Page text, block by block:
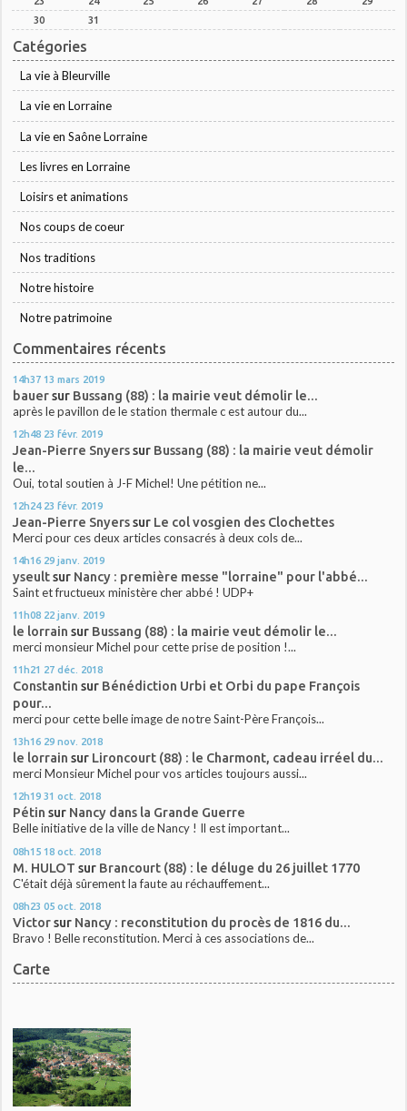
30
31
Catégories
La vie à Bleurville
La vie en Lorraine
La vie en Saône Lorraine
Les livres en Lorraine
Loisirs et animations
Nos coups de coeur
Nos traditions
Notre histoire
Notre patrimoine
Commentaires récents
14h37 13 mars 2019
bauersur Bussang (88) : la mairie veut démolir le...
après le pavillon de le station thermale c est autour du...
12h48 23 févr. 2019
Jean-Pierre Snyerssur Bussang (88) : la mairie veut démolir
le...
Oui, total soutien à J-F Michel! Une pétition ne...
12h24 23 févr. 2019
Jean-Pierre Snyerssur Le col vosgien des Clochettes
Merci pour ces deux articles consacrés à deux cols de...
14h16 29 janv. 2019
yseultsur Nancy : première messe "lorraine" pour l'abbé...
Saint et fructueux ministère cher abbé ! UDP+
11h08 22 janv. 2019
le lorrain sur Bussang (88) : la mairie veut démolir le...
merci monsieur Michel pour cette prise de position !...
11h21 27 déc. 2018
Constantin sur Bénédiction Urbi et Orbi du pape François
pour...
merci pour cette belle image de notre Saint-Père François...
13h16 29 nov. 2018
le lorrain sur Lironcourt (88) : le Charmont, cadeau irréel du...
merci Monsieur Michel pour vos articles toujours aussi...
12h19 31 oct. 2018
Pétin sur Nancy dans la Grande Guerre
Belle initiative de la ville de Nancy ! Il est important...
08h15 18 oct. 2018
M. HULOT sur Brancourt (88) : le déluge du 26 juillet 1770
C'était déjà sûrement la faute au réchauffement...
08h23 05 oct. 2018
Victorsur Nancy : reconstitution du procès de 1816 du...
Bravo ! Belle reconstitution. Merci à ces associations de...
Carte